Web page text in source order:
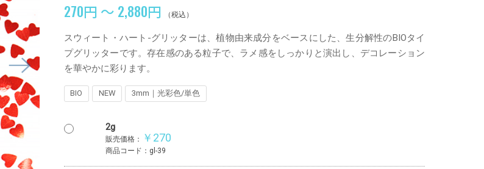
270円 ～ 2,880円 （税込）
スウィート・ハート-グリッターは、植物由来成分をベースにした、生分解性のBIOタイ
プグリッターです。存在感のある粒子で、ラメ感をしっかりと演出し、デコレーション
を華やかに彩ります。
BIO NEW 3mm｜光彩色/単色
2g
販売価格： ￥270
商品コード：gl-39